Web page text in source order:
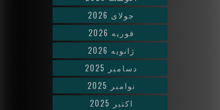
جولای 2026
فوریه 2026
ژانویه 2026
دسامبر 2025
نوامبر 2025
اکتبر 2025